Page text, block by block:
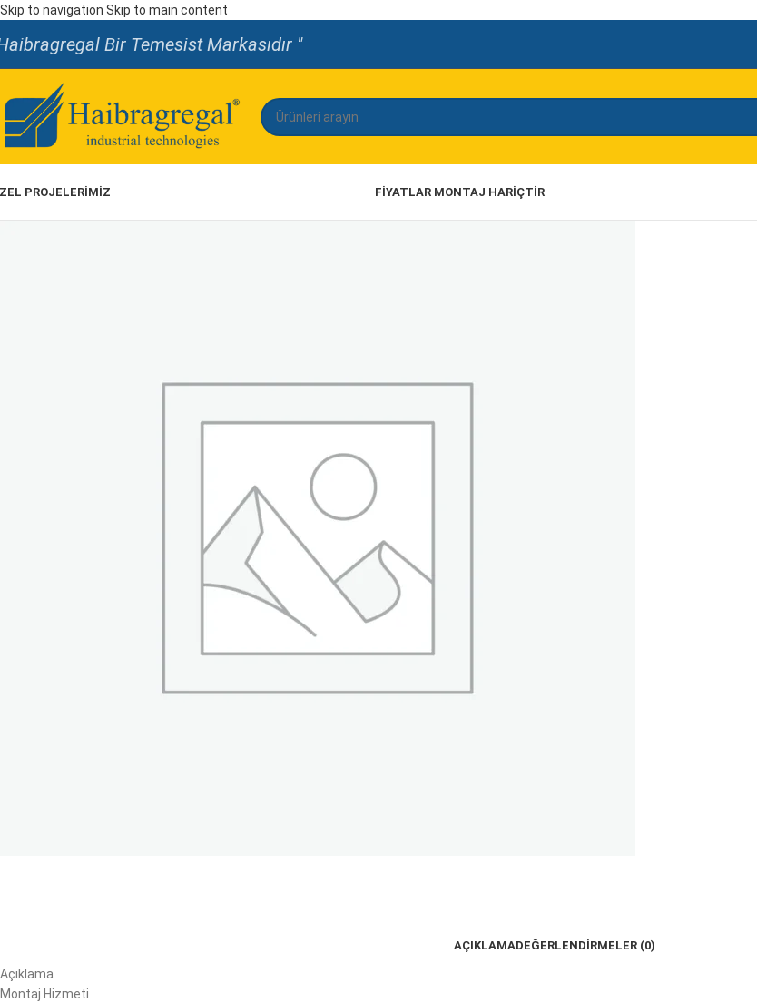
Skip to navigation Skip to main content
Bir Temesist Markasıdır "
PROJELERİMİZ FIYATLAR MONTAJ HARIÇTIR
AÇIKLAMADEĞERLENDIRMELER (0)
Açıklama
Montaj Hizmeti